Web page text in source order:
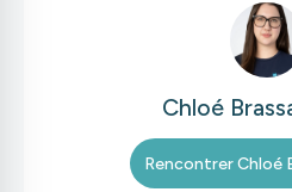
Chloé
RencontrerChloé